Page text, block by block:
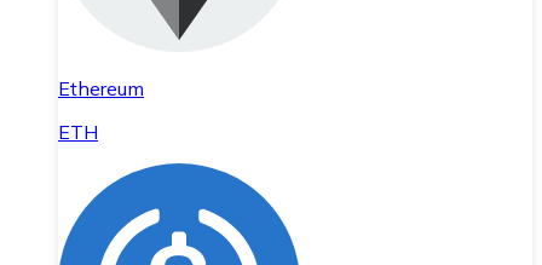
Ethereum
ETH